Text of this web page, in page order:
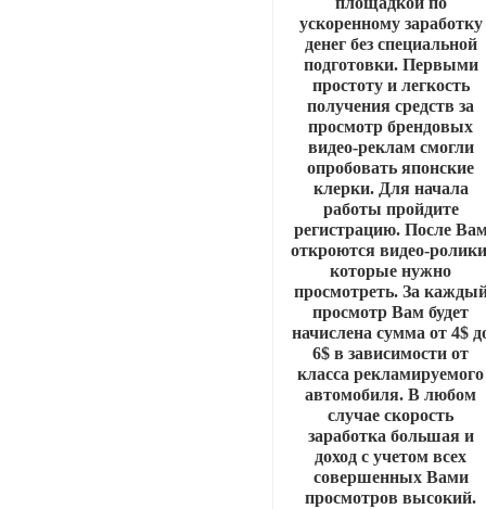
ускоренному заработку
денег без специальной
подготовки. Первыми
простоту и легкость
получения средств за
просмотр брендовых
видео-реклам смогли
опробовать японские
клерки. Для начала
работы пройдите
регистрацию. После
откроются видео-
которые нужно
просмотреть. За
просмотр Вам будет
начислена сумма от 4$
6$ в зависимости от
класса рекламируемого
автомобиля. В любом
случае скорость
заработка большая и
доход с учетом всех
совершенных Вами
просмотров высокий.